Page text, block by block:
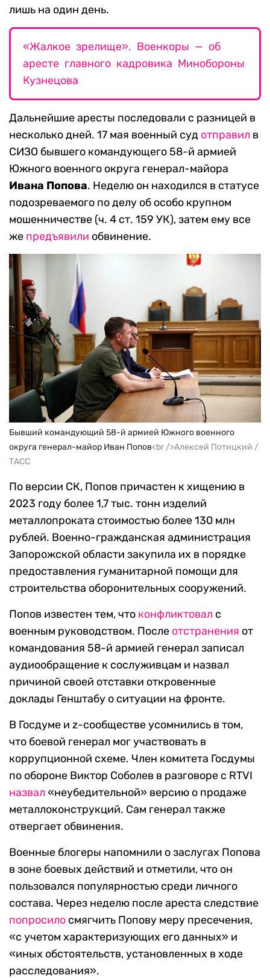
лишь на один день.
«Жалкое зрелище». Военкоры — об
аресте главного кадровика Минобороны
Кузнецова
Дальнейшие аресты последовали с разницей в
несколько дней. 17 мая военный суд отправил в
СИЗО бывшего командующего 58-й армией
Южного военного округа генерал-майора
Ивана Попова. Неделю он находился в статусе
подозреваемого по делу об особо крупном
мошенничестве (ч. 4 ст. 159 УК), затем ему все
же предъявили обвинение.
Бывший командующий 58-й армией Южного военного
округа генерал-майор Иван Попов<br />Алексей Потицкий /
ТАСС
По версии СК, Попов причастен к хищению в
2023 году более 1,7 тыс. тонн изделий
металлопроката стоимостью более 130 млн
рублей. Военно-гражданская администрация
Запорожской области закупила их в порядке
предоставления гуманитарной помощи для
строительства оборонительных сооружений.
Попов известен тем, что конфликтовал с
военным руководством. После отстранения от
командования 58-й армией генерал записал
аудиообращение к сослуживцам и назвал
причиной своей отставки откровенные
доклады Генштабу о ситуации на фронте.
В Госдуме и z-сообществе усомнились в том,
что боевой генерал мог участвовать в
коррупционной схеме. Член комитета Госдумы
по обороне Виктор Соболев в разговоре с RTVI
назвал «неубедительной» версию о продаже
металлоконструкций. Сам генерал также
отвергает обвинения.
Военные блогеры напомнили о заслугах Попова
в зоне боевых действий и отметили, что он
пользовался популярностью среди личного
состава. Через неделю после ареста следствие
попросило смягчить Попову меру пресечения,
«с учетом характеризующих его данных» и
«иных обстоятельств, установленных в ходе
расследования».